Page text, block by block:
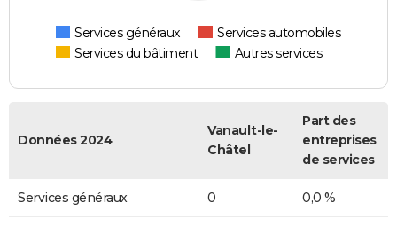
Services généraux
Services automobiles
Services du bâtiment
Autres services
Données 2024
Vanault-le-
Châtel
Part des
entreprises
de services
Services généraux 0 0,0 %